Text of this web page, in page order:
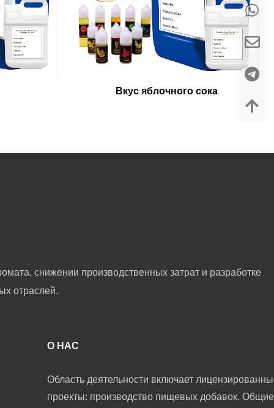
Вкус яблочного сока
снижении производственных затрат и разработке
отраслей.
О НАС
Область деятельности включает
проекты: производство пищевых добавок. Общие